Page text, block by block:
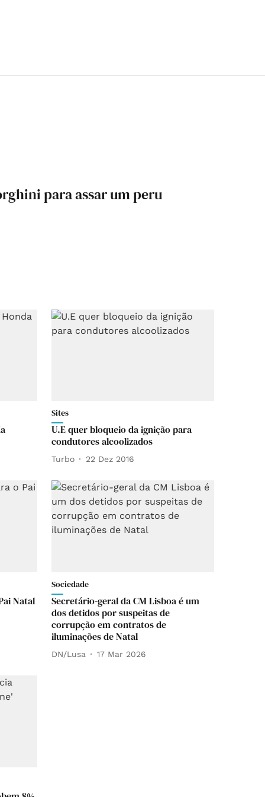
para assar um peru
Sites
U.E quer bloqueio da ignição para
condutores alcoolizados
Turbo 22 Dez 2016
Natal
Sociedade
Secretário-geral da CM Lisboa é um
dos detidos por suspeitas de
corrupção em contratos de
iluminações de Natal
DN/Lusa 17 Mar 2026